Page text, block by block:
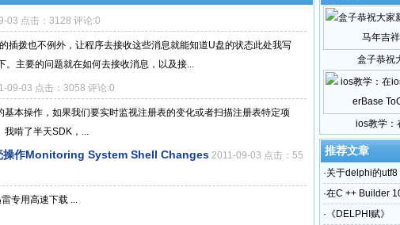
03 点击：3128 评论:0
插拨也不例外，让程序去接收这些消息就能知道U盘的状态此处我写
主要的问题就在如何去接收消息，以及接...
09-03 点击：3058 评论:0
本操作，如果我们要实时监视注册表的变化或者扫描注册表特定项
我啃了半天SDK，...
操作Monitoring System Shell Changes 2011-09-03 点击：55
专用高速下载 ...
盒子恭祝
ios教学：
推荐文章
·关于delphi的
·在C ++ Builder
· 《DELPHI赋》